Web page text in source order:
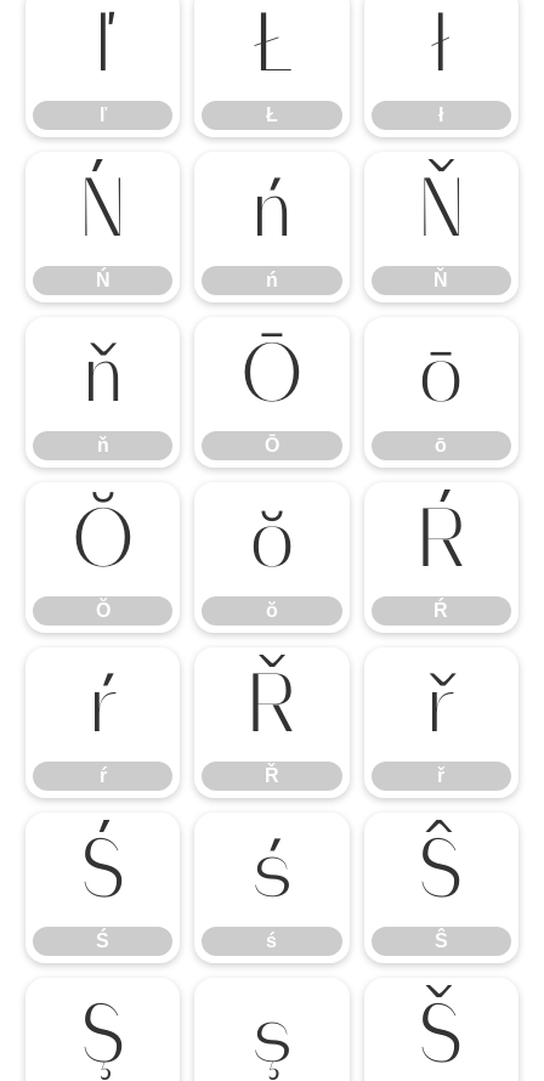
ľ
ľ
Ł
Ł
ł
ł
Ń
Ń
ń
ń
Ň
Ň
ň
ň
Ō
Ō
ō
ō
Ŏ
Ŏ
ŏ
ŏ
Ŕ
Ŕ
ŕ
ŕ
Ř
Ř
ř
ř
Ś
Ś
ś
ś
Ŝ
Ŝ
Ş ş Š